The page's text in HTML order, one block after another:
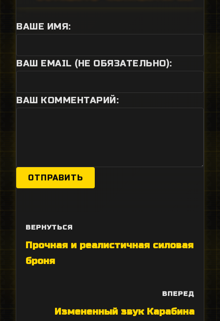
ВАШЕ ИМЯ:
ВАШ EMAIL (НЕ ОБЯЗАТЕЛЬНО):
ВАШ КОММЕНТАРИЙ:
ОТПРАВИТЬ
ВЕРНУТЬСЯ
Прочная и реалистичная силовая
броня
ВПЕРЕД
Измененный звук Карабина